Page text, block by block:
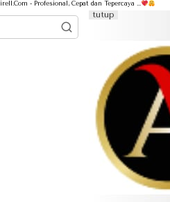
Cepat dan Tepercaya ...
tutup